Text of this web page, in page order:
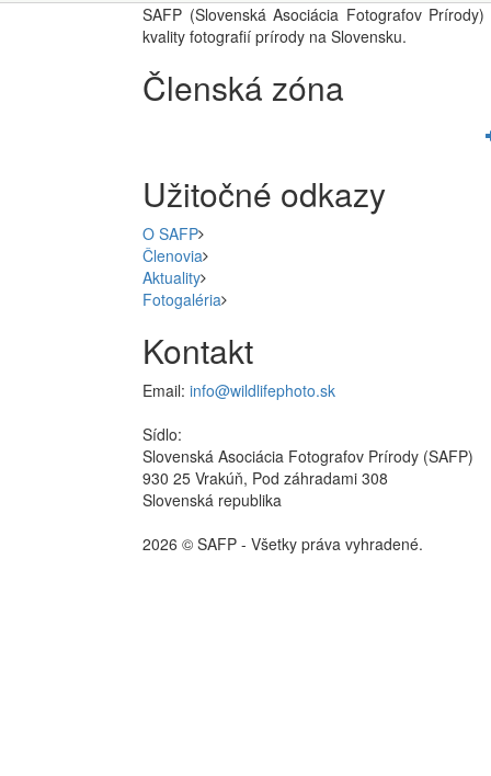
SAFP (Slovenská Asociácia Fotografov
kvality fotografií prírody na Slovensku.
Členská zóna
Užitočné odkazy
O SAFP
Členovia
Aktuality
Fotogaléria
Kontakt
Email: info@wildlifephoto.sk
Sídlo:
Slovenská Asociácia Fotografov Prírody (SAFP)
930 25 Vrakúň, Pod záhradami 308
Slovenská republika
2026 © SAFP - Všetky práva vyhradené.